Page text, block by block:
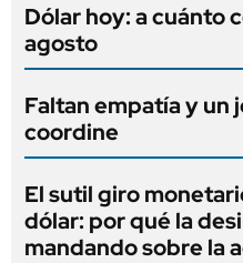
Dólar hoy: a cuánto
agosto
Faltan empatía y un
coordine
El sutil giro
dólar: por qué la
mandando sobre la